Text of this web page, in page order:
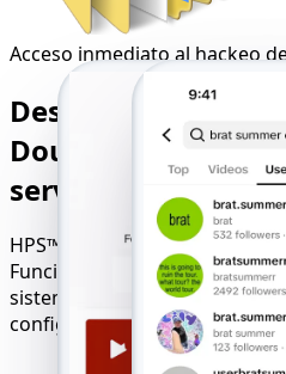
Acceso inmediato al hackeo
Desbloquee
Douyin con
servicios de
HPS™ garantiza el hackeo de
Funciona en todos los
sistemas operativos, y está
configuración.